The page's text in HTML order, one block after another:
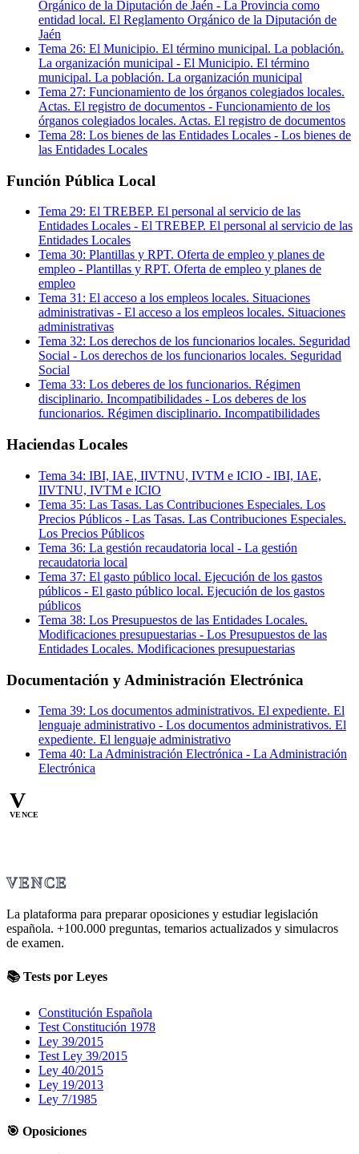
Orgánico de la Diputación de Jaén - La Provincia como
entidad local. El Reglamento Orgánico de la Diputación de
Jaén
Tema 26: El Municipio. El término municipal. La población.
La organización municipal - El Municipio. El término
municipal. La población. La organización municipal
Tema 27: Funcionamiento de los órganos colegiados locales.
Actas. El registro de documentos - Funcionamiento de los
órganos colegiados locales. Actas. El registro de documentos
Tema 28: Los bienes de las Entidades Locales - Los bienes de
las Entidades Locales
Función Pública Local
Tema 29: El TREBEP. El personal al servicio de las
Entidades Locales - El TREBEP. El personal al servicio de las
Entidades Locales
Tema 30: Plantillas y RPT. Oferta de empleo y planes de
empleo - Plantillas y RPT. Oferta de empleo y planes de
empleo
Tema 31: El acceso a los empleos locales. Situaciones
administrativas - El acceso a los empleos locales. Situaciones
administrativas
Tema 32: Los derechos de los funcionarios locales. Seguridad
Social - Los derechos de los funcionarios locales. Seguridad
Social
Tema 33: Los deberes de los funcionarios. Régimen
disciplinario. Incompatibilidades - Los deberes de los
funcionarios. Régimen disciplinario. Incompatibilidades
Haciendas Locales
Tema 34: IBI, IAE, IIVTNU, IVTM e ICIO - IBI, IAE,
IIVTNU, IVTM e ICIO
Tema 35: Las Tasas. Las Contribuciones Especiales. Los
Precios Públicos - Las Tasas. Las Contribuciones Especiales.
Los Precios Públicos
Tema 36: La gestión recaudatoria local - La gestión
recaudatoria local
Tema 37: El gasto público local. Ejecución de los gastos
públicos - El gasto público local. Ejecución de los gastos
públicos
Tema 38: Los Presupuestos de las Entidades Locales.
Modificaciones presupuestarias - Los Presupuestos de las
Entidades Locales. Modificaciones presupuestarias
Documentación y Administración Electrónica
Tema 39: Los documentos administrativos. El expediente. El
lenguaje administrativo - Los documentos administrativos. El
expediente. El lenguaje administrativo
Tema 40: La Administración Electrónica - La Administración
Electrónica
V
VENCE
VENCE
La plataforma para preparar oposiciones y estudiar legislación
española. +100.000 preguntas, temarios actualizados y simulacros
de examen.
📚 Tests por Leyes
Constitución Española
Test Constitución 1978
Ley 39/2015
Test Ley 39/2015
Ley 40/2015
Ley 19/2013
Ley 7/1985
🎯 Oposiciones